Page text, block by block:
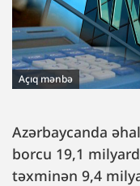
Açıq mənbə
Azərbaycanda
borcu 19,1
təxminən 9,4